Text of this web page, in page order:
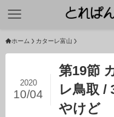
ホーム カターレ富山
第19節
レ鳥取 /
やけど
2020
10/04